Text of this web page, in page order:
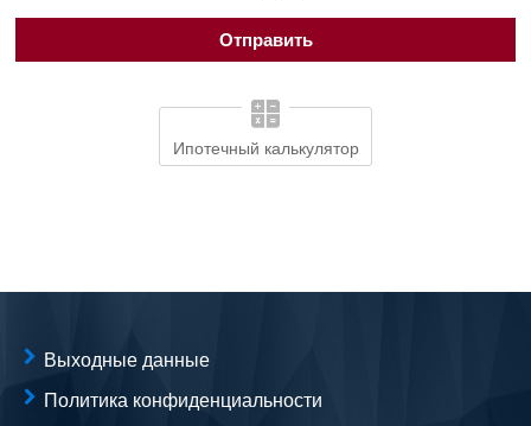
Ипотечный калькулятор
Выходные данные
Политика конфиденциальности